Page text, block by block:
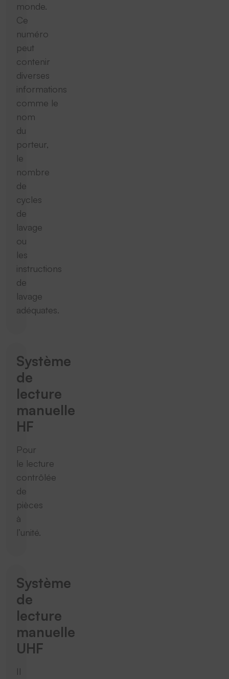
monde.
Ce
numéro
peut
contenir
diverses
informations
comme le
nom
du
porteur,
le
nombre
de
cycles
de
lavage
ou
les
instructions
de
lavage
adéquates.
Système
de
lecture
manuelle
HF
Pour
le lecture
contrôlée
de
pièces
à
l’unité.
Système
de
lecture
manuelle
UHF
Il